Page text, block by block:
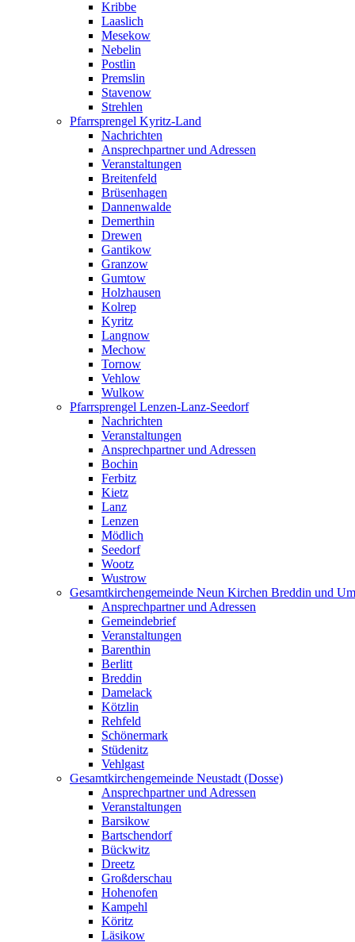
Kribbe
Laaslich
Mesekow
Nebelin
Postlin
Premslin
Stavenow
Strehlen
Pfarrsprengel Kyritz-Land
Nachrichten
Ansprechpartner und Adressen
Veranstaltungen
Breitenfeld
Brüsenhagen
Dannenwalde
Demerthin
Drewen
Gantikow
Granzow
Gumtow
Holzhausen
Kolrep
Kyritz
Langnow
Mechow
Tornow
Vehlow
Wulkow
Pfarrsprengel Lenzen-Lanz-Seedorf
Nachrichten
Veranstaltungen
Ansprechpartner und Adressen
Bochin
Ferbitz
Kietz
Lanz
Lenzen
Mödlich
Seedorf
Wootz
Wustrow
Gesamtkirchengemeinde Neun Kirchen Breddin und
Ansprechpartner und Adressen
Gemeindebrief
Veranstaltungen
Barenthin
Berlitt
Breddin
Damelack
Kötzlin
Rehfeld
Schönermark
Stüdenitz
Vehlgast
Gesamtkirchengemeinde Neustadt (Dosse)
Ansprechpartner und Adressen
Veranstaltungen
Barsikow
Bartschendorf
Bückwitz
Dreetz
Großderschau
Hohenofen
Kampehl
Köritz
Läsikow